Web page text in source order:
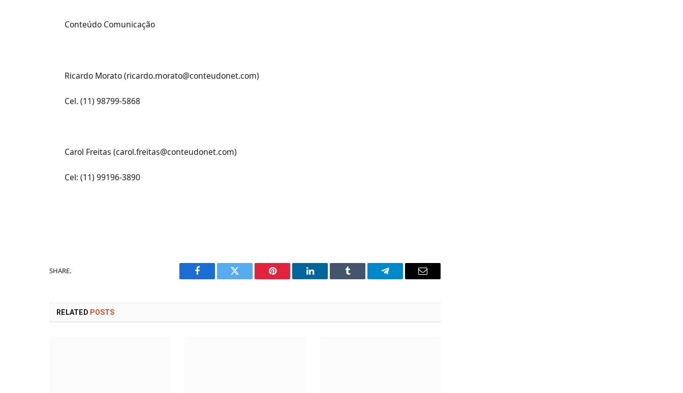
Conteúdo Comunicação
Ricardo Morato (ricardo.morato@conteudonet.com)
Cel. (11) 98799-5868
Carol Freitas (carol.freitas@conteudonet.com)
Cel: (11) 99196-3890
SHARE.
Facebook Twitter Pinterest LinkedIn Tumblr Telegram Email
RELATED POSTS